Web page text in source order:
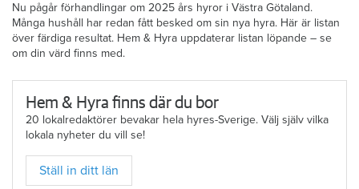
Nu pågår förhandlingar om 2025 års hyror i Västra Götaland.
Många hushåll har redan fått besked om sin nya hyra. Här är listan
över färdiga resultat. Hem & Hyra uppdaterar listan löpande – se
om din värd finns med.
Hem & Hyra finns där du bor
20 lokalredaktörer bevakar hela hyres-Sverige. Välj själv vilka
lokala nyheter du vill se!
Ställ in ditt län